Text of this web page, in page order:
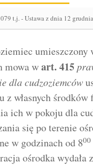
t.j.-Ustawa z dnia 12
mowa wart. 415
dla cudzoziemców
z własnych
ich w pokoju dla
się po terenie
w godzinach od 800
ośrodka wydała